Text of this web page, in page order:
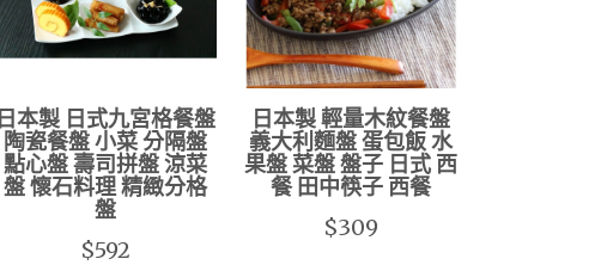
日本製 日式九宮格餐盤
陶瓷餐盤 小菜 分隔盤
點心盤 壽司拼盤 涼菜
盤 懷石料理 精緻分格
盤
$592
日本製 輕量木紋餐盤
義大利麵盤 蛋包飯 水
果盤 菜盤 盤子 日式 西
餐 田中筷子 西餐
$309